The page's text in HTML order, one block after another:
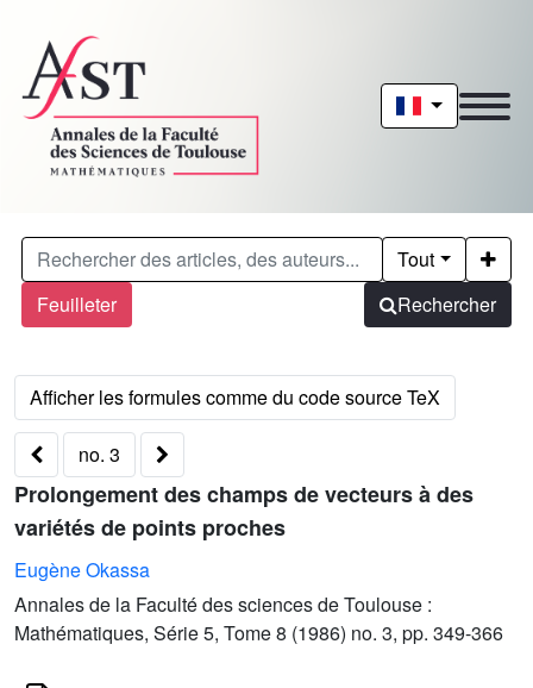
Feuilleter
Tout
Rechercher
no. 3
Prolongement des champs de vecteurs à des
variétés de points proches
Eugène Okassa
Annales de la Faculté des sciences de Toulouse :
Mathématiques, Série 5, Tome 8 (1986) no. 3, pp. 349-366